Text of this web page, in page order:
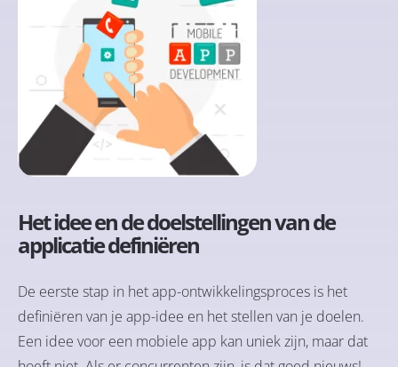
Het idee en de doelstellingen van de
applicatie definiëren
De eerste stap in het app-ontwikkelingsproces is het
definiëren van je app-idee en het stellen van je doelen.
Een idee voor een mobiele app kan uniek zijn, maar dat